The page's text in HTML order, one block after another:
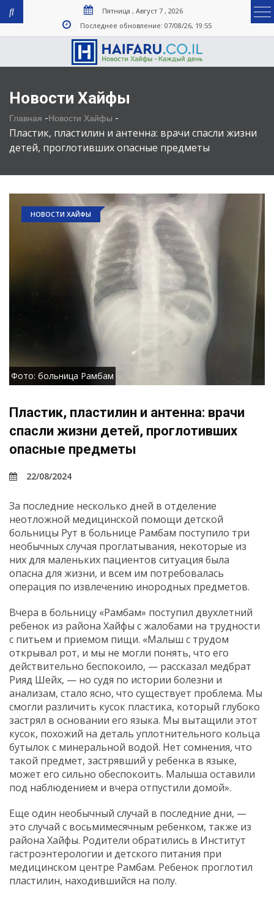
Пятница , Август 7 , 2026
Последнее обновление: 07/08/26, 19:55
Новости Хайфы
Главная -Новости Хайфы -
Пластик, пластилин и антенна: врачи спасли жизни
детей, проглотивших опасные предметы
НОВОСТИ ХАЙФЫ
Фото: больница Рамбам
Пластик, пластилин и антенна: врачи
спасли жизни детей, проглотивших
опасные предметы
22/08/2024
За последние несколько дней в отделение
неотложной медицинской помощи детской
больницы Рут в больнице Рамбам поступило три
необычных случая проглатывания, некоторые из
них для маленьких пациентов ситуация была
опасна для жизни, и всем им потребовалась
операция по извлечению инородных предметов.
Вчера в больницу «Рамбам» поступил двухлетний
ребенок из района Хайфы с жалобами на трудности
с питьем и приемом пищи. «Малыш с трудом
открывал рот, и мы не могли понять, что его
действительно беспокоило, — рассказал медбрат
Рияд Шейх, — но судя по истории болезни и
анализам, стало ясно, что существует проблема. Мы
смогли различить кусок пластика, который глубоко
застрял в основании его языка. Мы вытащили этот
кусок, похожий на деталь уплотнительного кольца
бутылок с минеральной водой. Нет сомнения, что
такой предмет, застрявший у ребенка в языке,
может его сильно обеспокоить. Малыша оставили
под наблюдением и вчера отпустили домой».
Еще один необычный случай в последние дни, —
это случай с восьмимесячным ребенком, также из
района Хайфы. Родители обратились в Институт
гастроэнтерологии и детского питания при
медицинском центре Рамбам. Ребенок проглотил
пластилин, находившийся на полу.